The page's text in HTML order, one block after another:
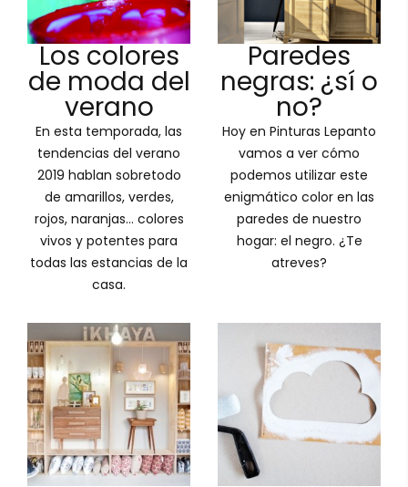
Los colores
de moda del
verano
En esta temporada, las
tendencias del verano
2019 hablan sobretodo
de amarillos, verdes,
rojos, naranjas… colores
vivos y potentes para
todas las estancias de la
casa.
Paredes
negras: ¿sí o
no?
Hoy en Pinturas Lepanto
vamos a ver cómo
podemos utilizar este
enigmático color en las
paredes de nuestro
hogar: el negro. ¿Te
atreves?